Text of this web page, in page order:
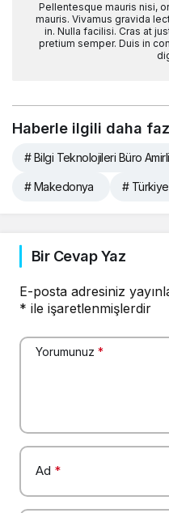
Pellentesque mauris nisi,
mauris. Vivamus gravida
in. Nulla facilisi. Cras at
pretium semper. Duis in
Haberle ilgili daha
# Bilgi Teknolojileri Büro
# Makedonya # Türkiye
Bir Cevap Yaz
E-posta adresiniz
* ile işaretlenmişlerdir
Yorumunuz *
Ad *